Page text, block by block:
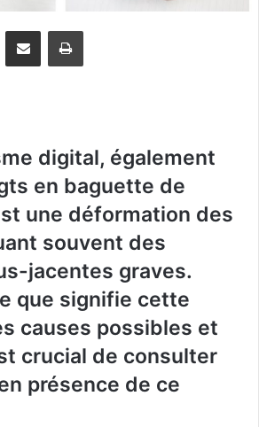
digital, également
en baguette de
une déformation des
souvent des
jacentes graves.
que signifie cette
causes possibles et
crucial de consulter
présence de ce